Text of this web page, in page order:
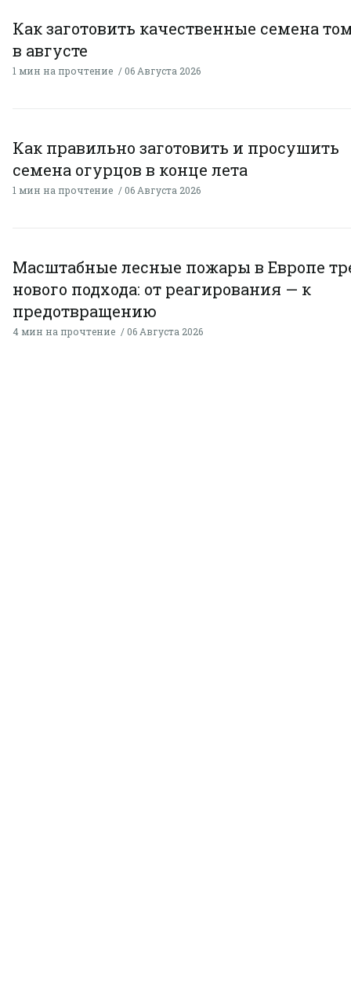
Как заготовить качественные семена
в августе
1 мин на прочтение 06 Августа 2026
Как правильно заготовить и просушить
семена огурцов в конце лета
1 мин на прочтение 06 Августа 2026
Масштабные лесные пожары в Европе
нового подхода: от реагирования — к
предотвращению
4 мин на прочтение 06 Августа 2026